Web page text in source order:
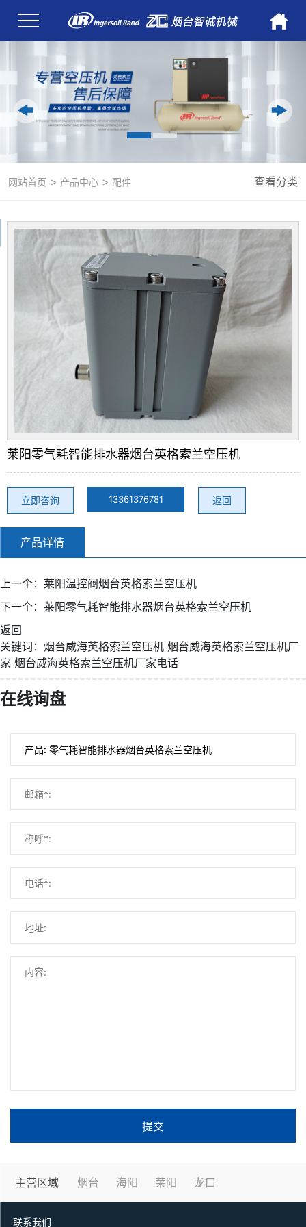
网站首页 > 产品中心 > 配件 查看分类
莱阳零气耗智能排水器烟台英格索兰空压机
立即咨询 13361376781 返回
产品详情
上一个： 莱阳温控阀烟台英格索兰空压机
下一个： 莱阳零气耗智能排水器烟台英格索兰空压机
返回
关键词： 烟台威海英格索兰空压机 烟台威海英格索兰空压机厂
家 烟台威海英格索兰空压机厂家电话
在线询盘
提交
主营区域 烟台 海阳 莱阳 龙口
联系我们
微信号：
点击复制微信号